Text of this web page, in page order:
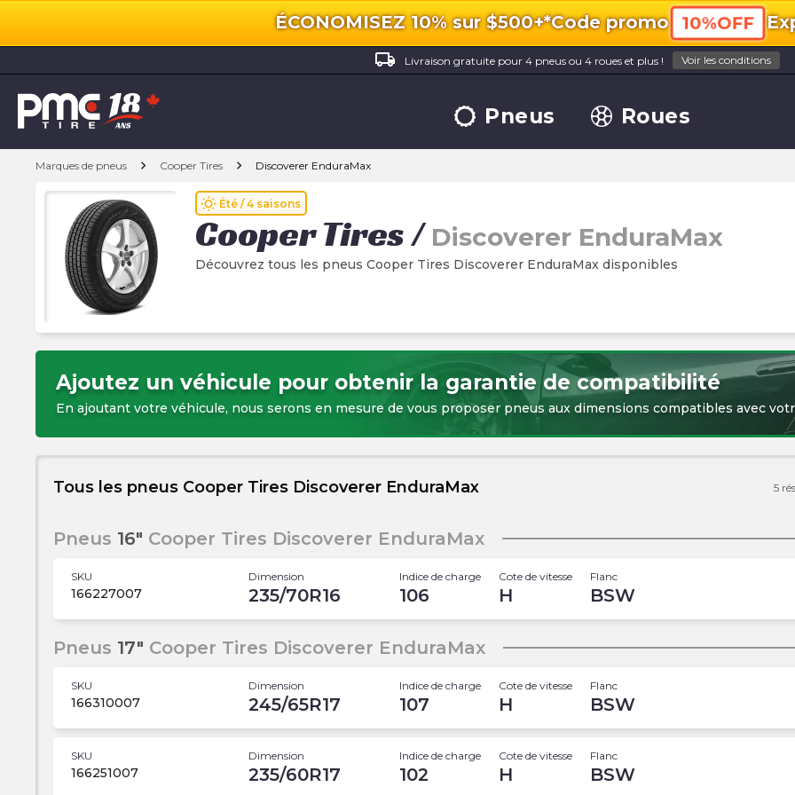
ÉCONOMISEZ 10% sur $500+*Code promo 10%OFF
local_shipping
Livraison gratuite pour 4 pneus ou 4 roues et plus ! Voir les conditions
Pneus Roues
Marques de pneus chevron_right Cooper Tires chevron_right Discoverer EnduraMax
wb_sunny Été / 4 saisons
Cooper Tires/ Discoverer EnduraMax
Découvrez tous les pneus Cooper Tires Discoverer EnduraMax disponibles
Ajoutez un véhicule pour obtenir la garantie de compatibilité
En ajoutant votre véhicule, nous serons en mesure de vous proposer pneus aux dimensions compatibles avec
Tous les pneus Cooper Tires Discoverer EnduraMax 5
Pneus 16" Cooper Tires Discoverer EnduraMax
SKU
166227007
Dimension
235/70R16
Indice de charge
106
Cote de vitesse
H
Flanc
BSW
Pneus 17" Cooper Tires Discoverer EnduraMax
SKU
166310007
Dimension
245/65R17
Indice de charge
107
Cote de vitesse
H
Flanc
BSW
SKU
166251007
Dimension
235/60R17
Indice de charge
102
Cote de vitesse
H
Flanc
BSW